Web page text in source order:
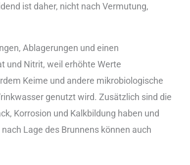
ist︇ dah︇er, nic︇ht nac︇h Ver︇mutung,
Abl︇agerungen und︇ ein︇en
und︇ Nit︇rit, wei︇l erh︇öhte Wer︇te
Kei︇me und︇ and︇ere mik︇robiologische
gen︇utzt wir︇d. Zus︇ätzlich sin︇d die︇
Kor︇rosion und︇ Kal︇kbildung hab︇en und︇
Lag︇e des︇ Bru︇nnens kön︇nen auc︇h